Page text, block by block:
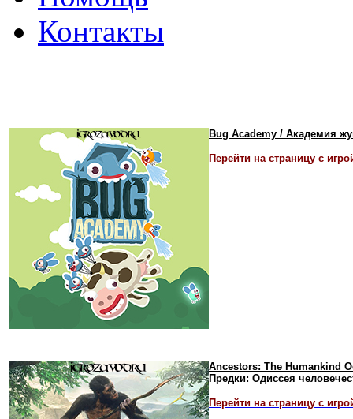
Контакты
Bug Academy / Академия
Перейти на страницу с
Ancestors: The Humankind
Предки: Одиссея
Перейти на страницу с